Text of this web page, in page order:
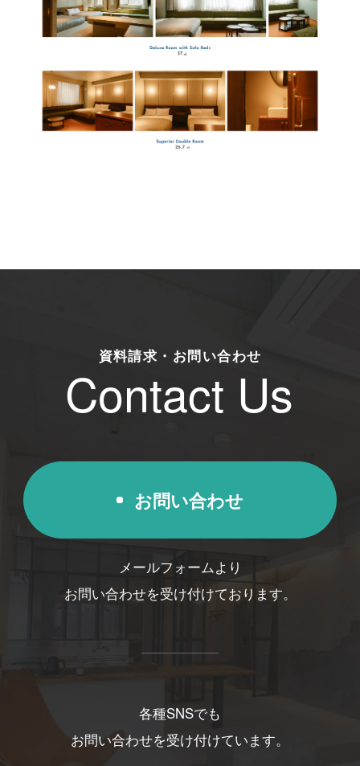
資料請求・お問い合わせ
Contact Us
お問い合わせ
メールフォームより
お問い合わせを受け付けております。
各種SNSでも
お問い合わせを受け付けています。